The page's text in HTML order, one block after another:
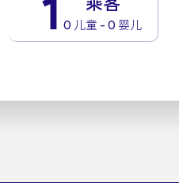
1 0 儿童 - 0 婴儿